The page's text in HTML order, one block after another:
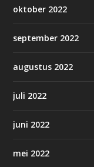
oktober 2022
september 2022
augustus 2022
juli 2022
juni 2022
mei 2022